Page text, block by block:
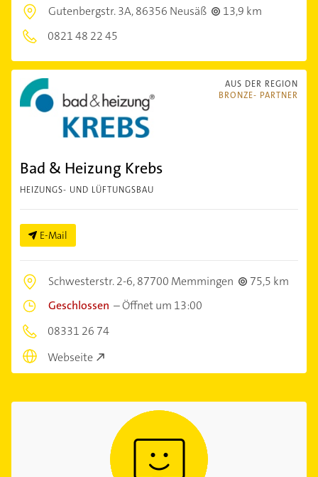
Gutenbergstr. 3A,86356 Neusäß
13,9 km
0821 48 22 45
AUS DER REGION
BRONZE- PARTNER
Bad & Heizung Krebs
HEIZUNGS- UND LÜFTUNGSBAU
E-Mail
Schwesterstr. 2-6,87700 Memmingen
75,5 km
Geschlossen –Öffnet um 13:00
08331 26 74
Webseite